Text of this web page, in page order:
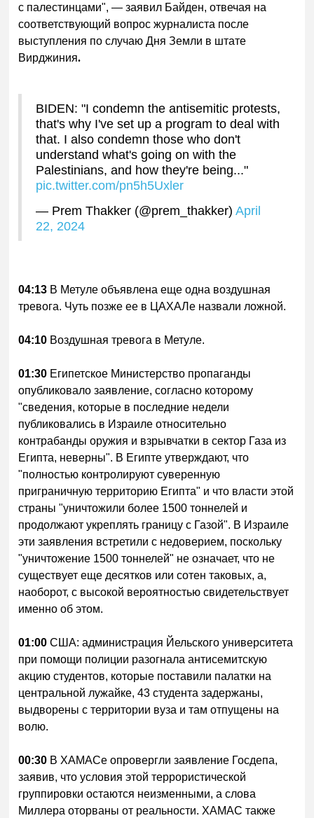
с палестинцами", — заявил Байден, отвечая на
соответствующий вопрос журналиста после
выступления по случаю Дня Земли в штате
Вирджиния.
BIDEN: "I condemn the antisemitic protests,
that's why I've set up a program to deal with
that. I also condemn those who don't
understand what's going on with the
Palestinians, and how they're being..."
pic.twitter.com/pn5h5Uxler
— Prem Thakker (@prem_thakker)April
22, 2024
04:13 В Метуле объявлена еще одна воздушная
тревога. Чуть позже ее в ЦАХАЛе назвали ложной.
04:10 Воздушная тревога в Метуле.
01:30 Египетское Министерство пропаганды
опубликовало заявление, согласно которому
"сведения, которые в последние недели
публиковались в Израиле относительно
контрабанды оружия и взрывчатки в сектор Газа из
Египта, неверны". В Египте утверждают, что
"полностью контролируют суверенную
приграничную территорию Египта" и что власти этой
страны "уничтожили более 1500 тоннелей и
продолжают укреплять границу с Газой". В Израиле
эти заявления встретили с недоверием, поскольку
"уничтожение 1500 тоннелей" не означает, что не
существует еще десятков или сотен таковых, а,
наоборот, с высокой вероятностью свидетельствует
именно об этом.
01:00 США: администрация Йельского университета
при помощи полиции разогнала антисемитскую
акцию студентов, которые поставили палатки на
центральной лужайке, 43 студента задержаны,
выдворены с территории вуза и там отпущены на
волю.
00:30 В ХАМАСе опровергли заявление Госдепа,
заявив, что условия этой террористической
группировки остаются неизменными, а слова
Миллера оторваны от реальности. ХАМАС также